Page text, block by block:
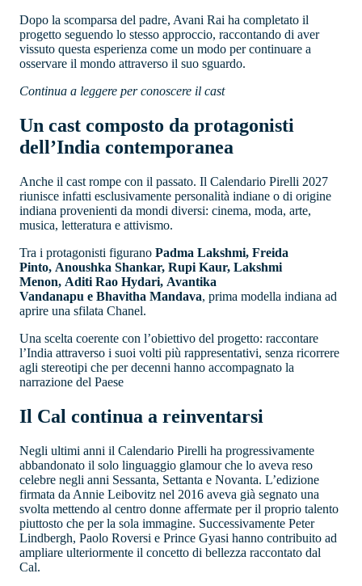
Dopo la scomparsa del padre, Avani Rai ha completato il
progetto seguendo lo stesso approccio, raccontando di aver
vissuto questa esperienza come un modo per continuare a
osservare il mondo attraverso il suo sguardo.
Continua a leggere per conoscere il cast
Un cast composto da protagonisti
dell’India contemporanea
Anche il cast rompe con il passato. Il Calendario Pirelli 2027
riunisce infatti esclusivamente personalità indiane o di origine
indiana provenienti da mondi diversi: cinema, moda, arte,
musica, letteratura e attivismo.
Tra i protagonisti figurano Padma Lakshmi, Freida
Pinto, Anoushka Shankar, Rupi Kaur, Lakshmi
Menon, Aditi Rao Hydari, Avantika
Vandanapu e Bhavitha Mandava, prima modella indiana ad
aprire una sfilata Chanel.
Una scelta coerente con l’obiettivo del progetto: raccontare
l’India attraverso i suoi volti più rappresentativi, senza ricorrere
agli stereotipi che per decenni hanno accompagnato la
narrazione del Paese
Il Cal continua a reinventarsi
Negli ultimi anni il Calendario Pirelli ha progressivamente
abbandonato il solo linguaggio glamour che lo aveva reso
celebre negli anni Sessanta, Settanta e Novanta. L’edizione
firmata da Annie Leibovitz nel 2016 aveva già segnato una
svolta mettendo al centro donne affermate per il proprio talento
piuttosto che per la sola immagine. Successivamente Peter
Lindbergh, Paolo Roversi e Prince Gyasi hanno contribuito ad
ampliare ulteriormente il concetto di bellezza raccontato dal
Cal.